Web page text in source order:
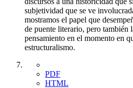
subjetividad que se ve
mostramos el papel que
de puente literario, pero también
pensamiento en el momento en
estructuralismo.
PDF
HTML